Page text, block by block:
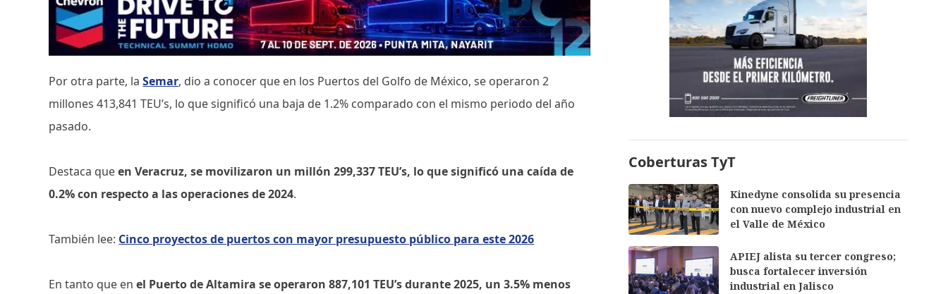
Por otra parte, laSemar, dio a conocer que en los Puertos del Golfo de México, se operaron 2
millones 413,841 TEU’s, lo que significó una baja de 1.2% comparado con el mismo periodo del año
pasado.
Destaca queen Veracruz, se movilizaron un millón 299,337 TEU’s, lo que significó una caída de
0.2% con respecto a las operaciones de 2024.
También lee: Cinco proyectos de puertos con mayor presupuesto público para este 2026
En tanto que enel Puerto de Altamira se operaron 887,101 TEU’s durante 2025, un 3.5% menos
Coberturas TyT
Kinedyne consolida su presencia
con nuevo complejo industrial en
el Valle de México
APIEJ alista su tercer congreso;
busca fortalecer inversión
industrial en Jalisco